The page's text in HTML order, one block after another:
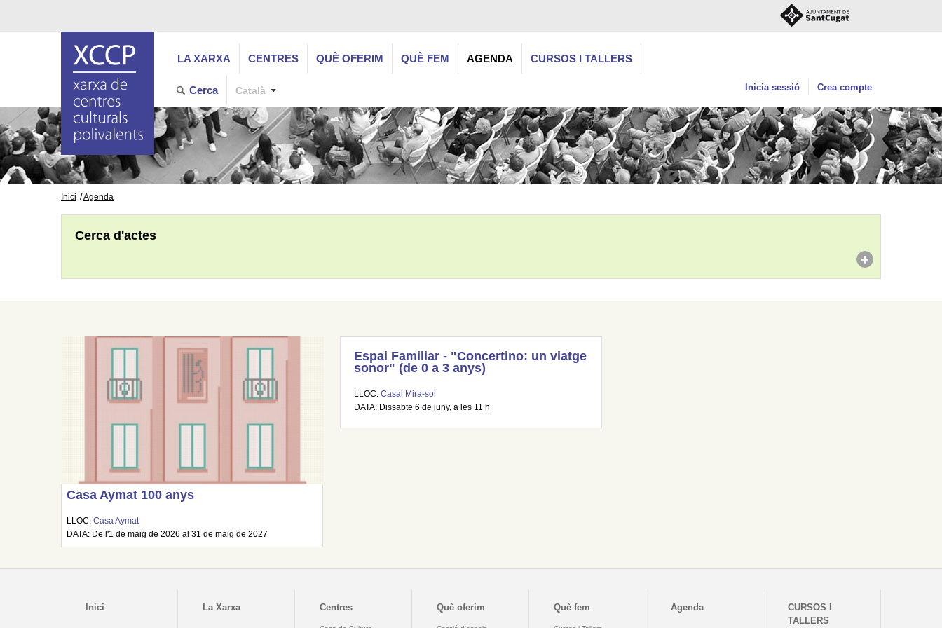
LA XARXA CENTRES QUÈ OFERIM QUÈ FEM AGENDA CURSOS I TALLERS
Cerca Català Inicia sessió Crea compte
Inici Agenda
Cerca d'actes
Casa Aymat 100 anys
LLOC:Casa Aymat
DATA: De l'1 de maig de 2026 al 31 de maig de 2027
Espai Familiar - "Concertino: un viatge
sonor" (de 0 a 3 anys)
LLOC: Casal Mira-sol
DATA: Dissabte 6 de juny, a les 11 h
Inici La Xarxa Centres Què oferim Què fem Agenda
CURSOS I
TALLERS